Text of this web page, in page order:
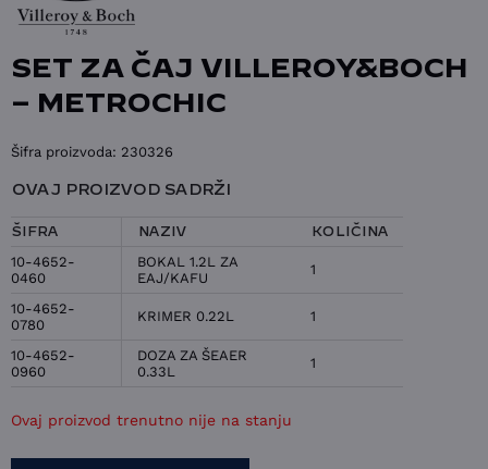
SET ZA ČAJ VILLEROY&BOCH
– METROCHIC
Šifra proizvoda: 230326
OVAJ PROIZVOD SADRŽI
ŠIFRA NAZIV KOLIČINA
10-4652-
0460
BOKAL 1.2L ZA
EAJ/KAFU
1
10-4652-
0780
KRIMER 0.22L 1
10-4652-
0960
DOZA ZA ŠEAER
0.33L
1
Ovaj proizvod trenutno nije na stanju